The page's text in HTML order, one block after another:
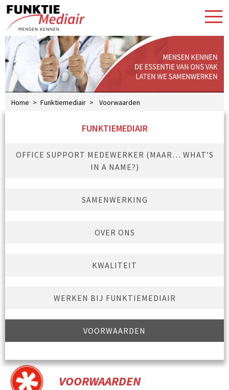
Home > Funktiemediair > Voorwaarden
FUNKTIEMEDIAIR
OFFICE SUPPORT MEDEWERKER (MAAR… WHAT’S
IN A NAME?)
SAMENWERKING
OVER ONS
KWALITEIT
WERKEN BIJ FUNKTIEMEDIAIR
VOORWAARDEN
VOORWAARDEN